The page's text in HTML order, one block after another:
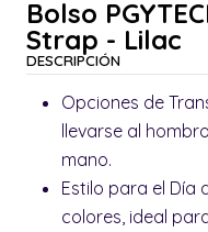
Bolso
Strap - Lilac
DESCRIPCIÓN
Opciones de
llevarse al
mano.
Estilo para el Día
colores, ideal